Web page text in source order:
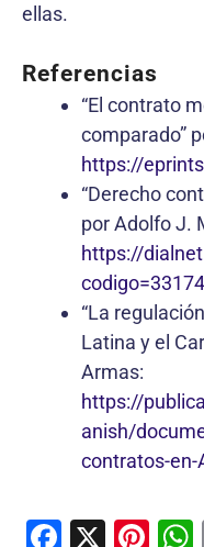
ellas.
Referencias
“El contrato
comparado”
https://
“Derecho
por Adolfo J.
https://
“La
Latina y el
Armas:
https://
anish/
contratos-en-
F
X
Pi